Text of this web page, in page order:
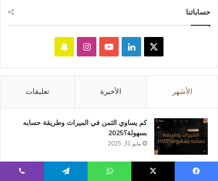
حساباتنا
لينكدإن‫YouTubeانستقرامسناب
تشات
الأشهر الأخيرة تعليقات
كم يساوي الثمن في الميراث​ وطريقة حسابه
بسهولة؟2025
مايو 31, 2025
نظام الزيارة الجديد في السعودية: الأنواع،
الشروط، والمدة